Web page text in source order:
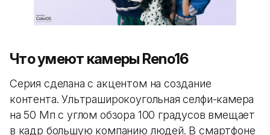
Что умеют камеры Reno16
Серия сделана с акцентом на создание
контента. Ультраширокоугольная селфи-камера
на 50 Мп с углом обзора 100 градусов вмещает
в кадр большую компанию людей. В смартфоне